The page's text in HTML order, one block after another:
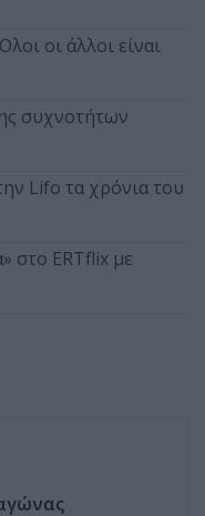
οι άλλοι είναι
συχνοτήτων
Lifo τα χρόνια του
στο ERTflix με